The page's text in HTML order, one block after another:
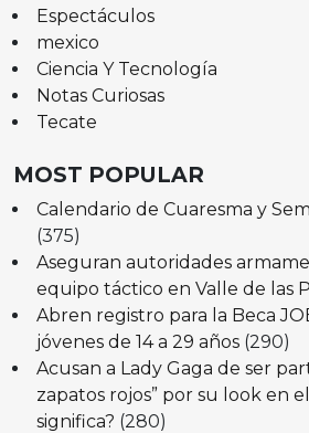
Espectáculos
mexico
Ciencia Y Tecnología
Notas Curiosas
Tecate
MOST POPULAR
Calendario de Cuaresma y
(375)
Aseguran autoridades
equipo táctico en Valle de las
Abren registro para la Beca
jóvenes de 14 a 29 años (290)
Acusan a Lady Gaga de ser
zapatos rojos” por su look en
significa? (280)